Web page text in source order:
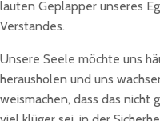
lauten Geplapper unseres
Verstandes.
Unsere Seele möchte uns
herausholen und uns
weismachen, dass das nicht